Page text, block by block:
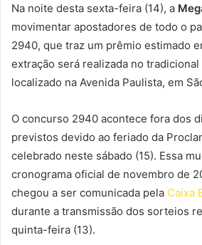
Na noite desta sexta-feira (14), a
movimentar apostadores de todo o
2940, que traz um prêmio estimado
extração será realizada no tradicional
localizado na Avenida Paulista, em
O concurso 2940 acontece fora dos
previstos devido ao feriado da
celebrado neste sábado (15). Essa
cronograma oficial de novembro de
chegou a ser comunicada pela Caixa
durante a transmissão dos sorteios
quinta-feira (13).